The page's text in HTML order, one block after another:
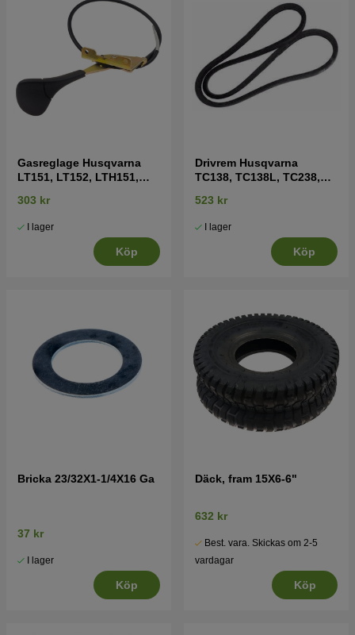
Gasreglage Husqvarna
LT151, LT152, LTH151,
303 kr
I lager
Köp
Drivrem Husqvarna
TC138, TC138L, TC238,
523 kr
I lager
Köp
Bricka 23/32X1-1/4X16 Ga
37 kr
I lager
Köp
Däck, fram 15X6-6"
632 kr
Best. vara. Skickas om 2-5
vardagar
Köp